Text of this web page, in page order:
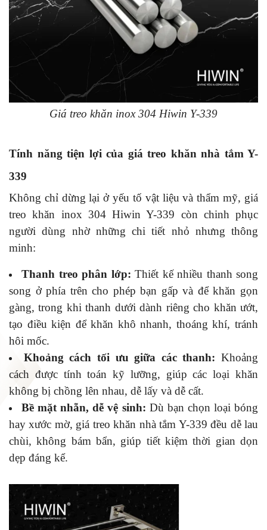
Giá treo khăn inox 304 Hiwin Y-339
Tính năng tiện lợi của giá treo khăn nhà tắm Y-
339
Không chỉ dừng lại ở yếu tố vật liệu và thẩm mỹ, giá
treo khăn inox 304 Hiwin Y-339 còn chinh phục
người dùng nhờ những chi tiết nhỏ nhưng thông
minh:
Thanh treo phân lớp:Thiết kế nhiều thanh song
song ở phía trên cho phép bạn gấp và để khăn gọn
gàng, trong khi thanh dưới dành riêng cho khăn ướt,
tạo điều kiện để khăn khô nhanh, thoáng khí, tránh
hôi mốc.
Khoảng cách tối ưu giữa các thanh: Khoảng
cách được tính toán kỹ lưỡng, giúp các loại khăn
không bị chồng lên nhau, dễ lấy và dễ cất.
Bề mặt nhẵn, dễ vệ sinh: Dù bạn chọn loại bóng
hay xước mờ, giá treo khăn nhà tắm Y-339 đều dễ lau
chùi, không bám bẩn, giúp tiết kiệm thời gian dọn
dẹp đáng kể.